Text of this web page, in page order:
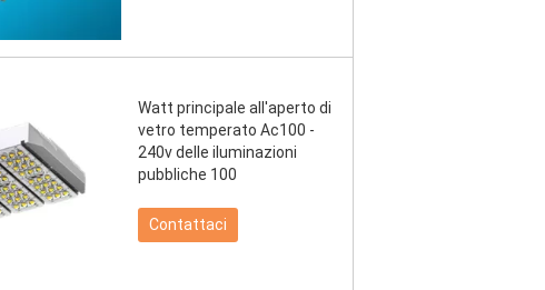
Watt principale all'aperto di
vetro temperato Ac100 -
240v delle iluminazioni
pubbliche 100
Contattaci